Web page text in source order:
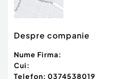
Despre companie
Nume Firma:
Cui:
Telefon: 0374538019